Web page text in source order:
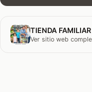
TIENDA FAMILIAR
Ver sitio web